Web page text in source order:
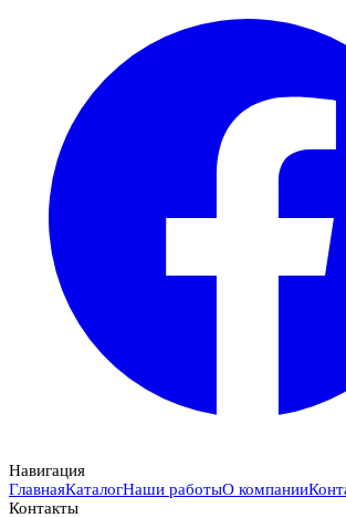
Навигация
ГлавнаяКаталогНаши работыО компании
Контакты